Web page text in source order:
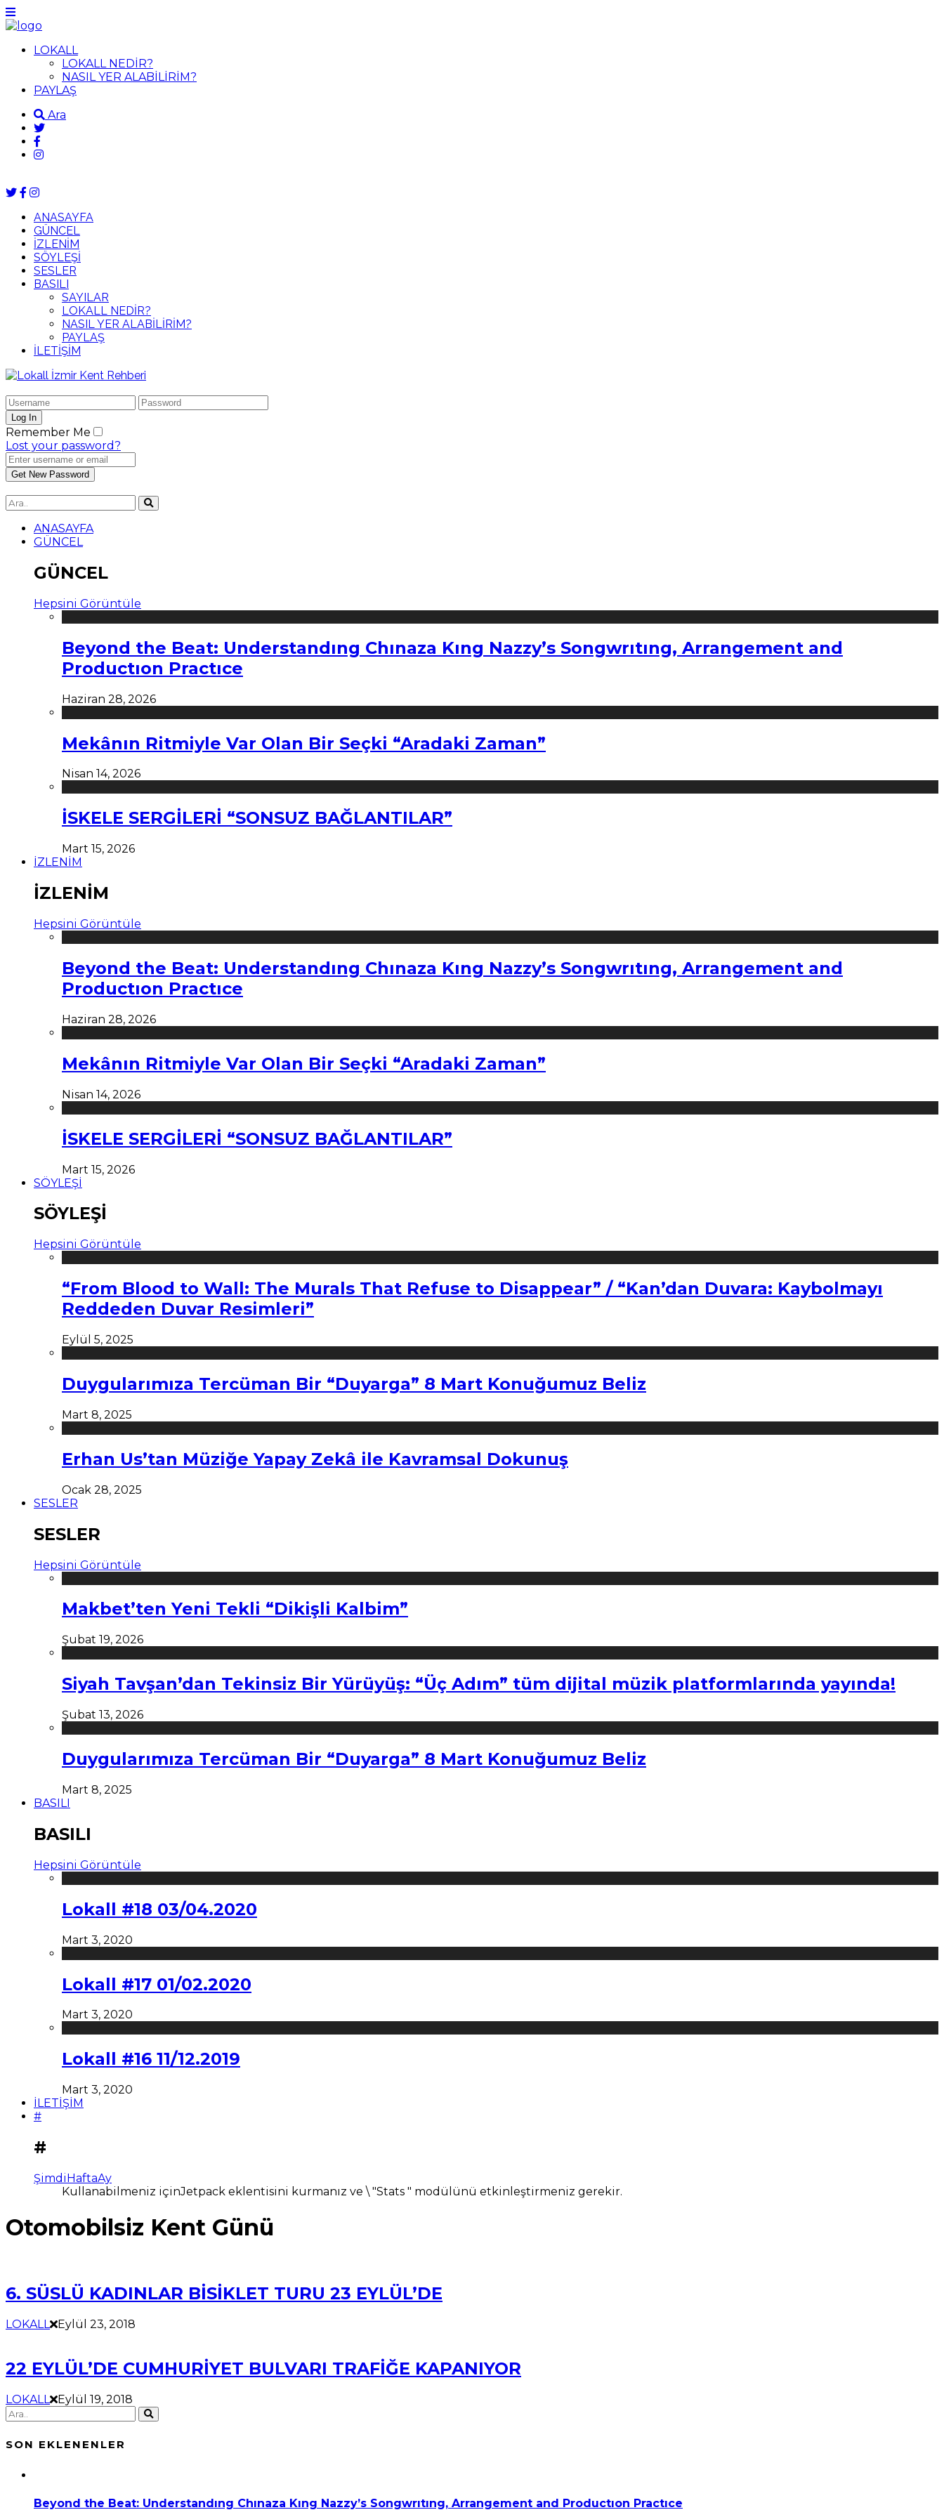
LOKALL
LOKALL NEDİR?
NASIL YER ALABİLİRİM?
PAYLAŞ
Ara
ANASAYFA
GÜNCEL
İZLENİM
SÖYLEŞİ
SESLER
BASILI
SAYILAR
LOKALL NEDİR?
NASIL YER ALABİLİRİM?
PAYLAŞ
İLETİŞİM
Remember Me
Lost your password?
ANASAYFA
GÜNCEL
GÜNCEL
Hepsini Görüntüle
Beyond the Beat: Understandıng Chınaza Kıng Nazzy’s Songwrıtıng, Arrangement and
Productıon Practıce
Haziran 28, 2026
Mekânın Ritmiyle Var Olan Bir Seçki “Aradaki Zaman”
Nisan 14, 2026
İSKELE SERGİLERİ “SONSUZ BAĞLANTILAR”
Mart 15, 2026
İZLENİM
İZLENİM
Hepsini Görüntüle
Beyond the Beat: Understandıng Chınaza Kıng Nazzy’s Songwrıtıng, Arrangement and
Productıon Practıce
Haziran 28, 2026
Mekânın Ritmiyle Var Olan Bir Seçki “Aradaki Zaman”
Nisan 14, 2026
İSKELE SERGİLERİ “SONSUZ BAĞLANTILAR”
Mart 15, 2026
SÖYLEŞİ
SÖYLEŞİ
Hepsini Görüntüle
“From Blood to Wall: The Murals That Refuse to Disappear” / “Kan’dan Duvara: Kaybolmayı
Reddeden Duvar Resimleri”
Eylül 5, 2025
Duygularımıza Tercüman Bir “Duyarga” 8 Mart Konuğumuz Beliz
Mart 8, 2025
Erhan Us’tan Müziğe Yapay Zekâ ile Kavramsal Dokunuş
Ocak 28, 2025
SESLER
SESLER
Hepsini Görüntüle
Makbet’ten Yeni Tekli “Dikişli Kalbim”
Şubat 19, 2026
Siyah Tavşan’dan Tekinsiz Bir Yürüyüş: “Üç Adım” tüm dijital müzik platformlarında yayında!
Şubat 13, 2026
Duygularımıza Tercüman Bir “Duyarga” 8 Mart Konuğumuz Beliz
Mart 8, 2025
BASILI
BASILI
Hepsini Görüntüle
Lokall #18 03/04.2020
Mart 3, 2020
Lokall #17 01/02.2020
Mart 3, 2020
Lokall #16 11/12.2019
Mart 3, 2020
İLETİŞİM
#
#
ŞimdiHaftaAy
Kullanabilmeniz içinJetpack eklentisini kurmanız ve \ "Stats " modülünü etkinleştirmeniz gerekir.
Otomobilsiz Kent Günü
6. SÜSLÜ KADINLAR BİSİKLET TURU 23 EYLÜL’DE
LOKALL Eylül 23, 2018
22 EYLÜL’DE CUMHURİYET BULVARI TRAFİĞE KAPANIYOR
LOKALL Eylül 19, 2018
SON EKLENENLER
Beyond the Beat: Understandıng Chınaza Kıng Nazzy’s Songwrıtıng, Arrangement and Productıon Practıce